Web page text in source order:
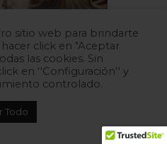
sitio web para brindarte
click en "Aceptar
las cookies. Sin
en ''Configuración'' y
controlado.
Todo